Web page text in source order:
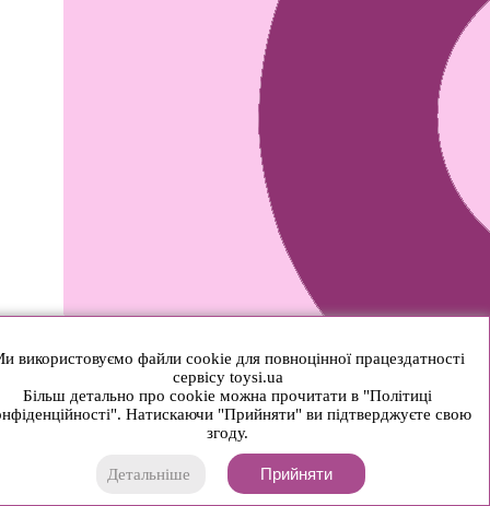
використовуємо файли cookie для повноцінної працездатності
сервісу toysi.ua
Більш детально про cookie можна прочитати в "Політиці
Натискаючи "Прийняти" ви підтверджуєте свою
згоду.
Детальніше Прийняти